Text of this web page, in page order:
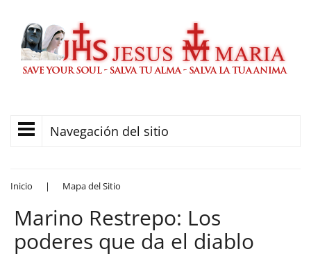
Navegación del sitio
Inicio | Mapa del Sitio
Marino Restrepo: Los
poderes que da el diablo